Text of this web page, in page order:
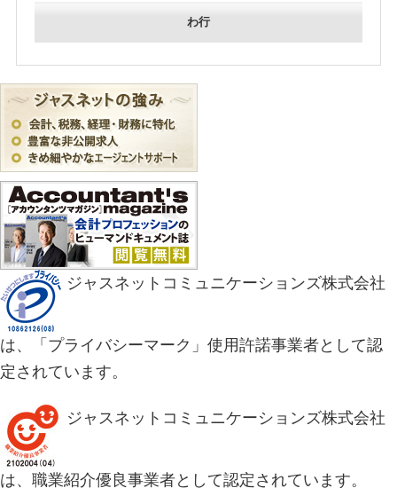
わ行
ジャスネットコミュニケーションズ株式会社
は、「プライバシーマーク」使用許諾事業者として認
定されています。
ジャスネットコミュニケーションズ株式会社
は、職業紹介優良事業者として認定されています。